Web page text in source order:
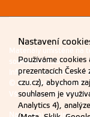
Materiály umístěné na
souhlasem ČZU.
Informace o zpracování
© 2026 Česká
Všechna práva
Nastavení cookies
Nastavení
Používáme
prezentacích
czu.cz), abychom
souhlasem je
Analytics 4),